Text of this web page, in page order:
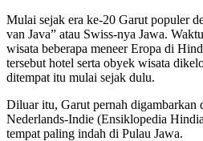
Mulai sejak era ke-20 Garut populer
van Java” atau Swiss-nya Jawa.
wisata beberapa meneer Eropa di
tersebut hotel serta obyek wisata
ditempat itu mulai sejak dulu.
Diluar itu, Garut pernah digambarkan
Nederlands-Indie (Ensiklopedia
tempat paling indah di Pulau Jawa.